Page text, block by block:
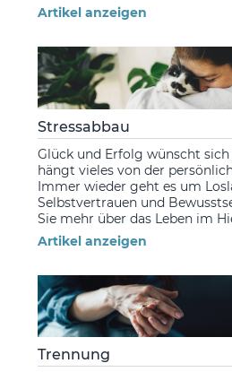
Artikel anzeigen
Stressabbau
Glück und Erfolg wünscht sich
hängt vieles von der
Immer wieder geht es um
Selbstvertrauen und
Sie mehr über das Leben im
Artikel anzeigen
Trennung